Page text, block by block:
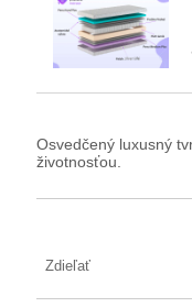
Osvedčený luxusný
životnosťou.
Zdieľať